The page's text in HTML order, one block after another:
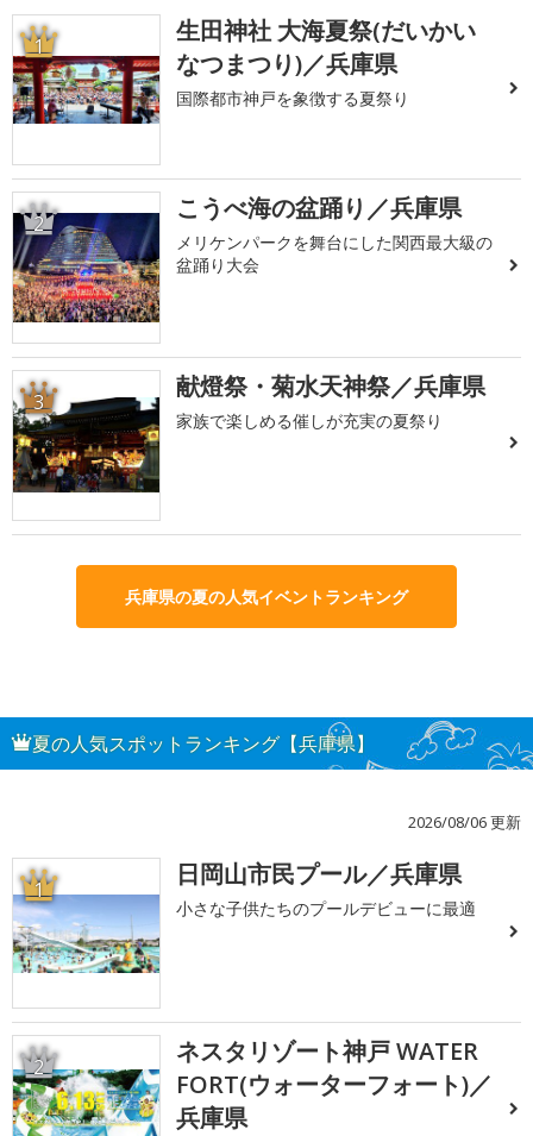
1
生田神社 大海夏祭(だいかい
なつまつり)／兵庫県
国際都市神戸を象徴する夏祭り
2 こうべ海の盆踊り／兵庫県
メリケンパークを舞台にした関西最大級の
盆踊り大会
3 献燈祭・菊水天神祭／兵庫県
家族で楽しめる催しが充実の夏祭り
兵庫県の夏の人気イベントランキング
夏の人気スポットランキング【兵庫県】
2026/08/06 更新
1 日岡山市民プール／兵庫県
小さな子供たちのプールデビューに最適
2
ネスタリゾート神戸 WATER
FORT(ウォーターフォート)／
兵庫県